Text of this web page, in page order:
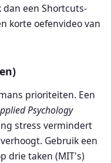
een Shortcuts-
korte oefenvideo van
prioriteiten. Een
Psychology
stress vermindert
Gebruik een
drie taken (MIT's)